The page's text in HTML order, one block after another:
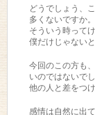
どうでしょう、
多くないですか。
そういう時って
僕だけじゃない
今回のこの方も
いのではないでし
他の人と差をつ
感情は自然に出